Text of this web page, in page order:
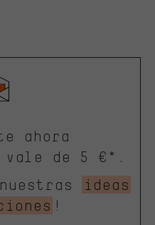
ahora
vale de 5 €*.
ideas
!